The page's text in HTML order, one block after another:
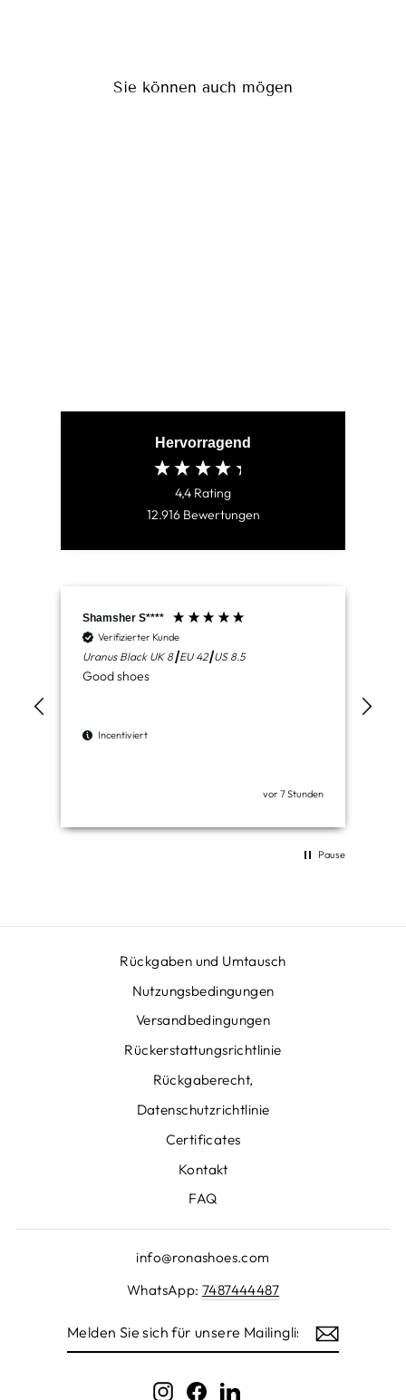
Sie können auch mögen
Hervorragend
4,4 Rating
12.916 Bewertungen
Shamsher S****
Verifizierter Kunde
Uranus Black UK 8┃EU 42┃US 8.5
Good shoes
Incentiviert
vor 7 Stunden
Pause
Rückgaben und Umtausch
Nutzungsbedingungen
Versandbedingungen
Rückerstattungsrichtlinie
Rückgaberecht,
Datenschutzrichtlinie
Certificates
Kontakt
FAQ
info@ronashoes.com
WhatsApp: 7487444487
Instagram
FacebookLinkedIn